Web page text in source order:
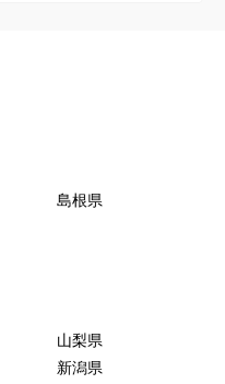
島根県
山梨県
新潟県